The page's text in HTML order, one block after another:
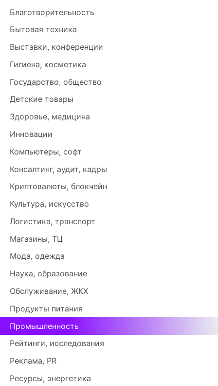
Благотворительность
Бытовая техника
Выставки, конференции
Гигиена, косметика
Государство, общество
Детские товары
Здоровье, медицина
Инновации
Компьютеры, софт
Консалтинг, аудит, кадры
Криптовалюты, блокчейн
Культура, искусство
Логистика, транспорт
Магазины, ТЦ
Мода, одежда
Наука, образование
Обслуживание, ЖКХ
Продукты питания
Промышленность
Рейтинги, исследования
Реклама, PR
Ресурсы, энергетика